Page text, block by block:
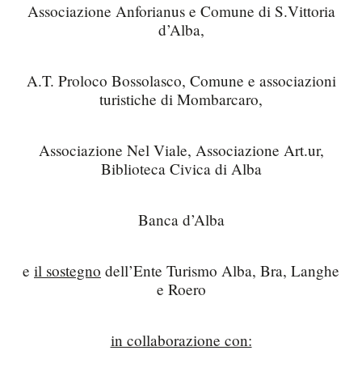
Associazione Anforianus e Comune di S.Vittoria
d’Alba,
A.T. Proloco Bossolasco, Comune e associazioni
turistiche di Mombarcaro,
Associazione Nel Viale, Associazione Art.ur,
Biblioteca Civica di Alba
Banca d’Alba
e il sostegno dell’Ente Turismo Alba, Bra, Langhe
e Roero
in collaborazione con: